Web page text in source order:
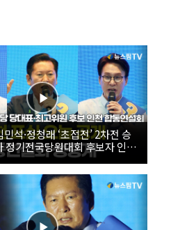
석·정청래 ‘초접전’ 2차전 승
정기전국당원대회 후보자 인천
중계 | 26.08.08